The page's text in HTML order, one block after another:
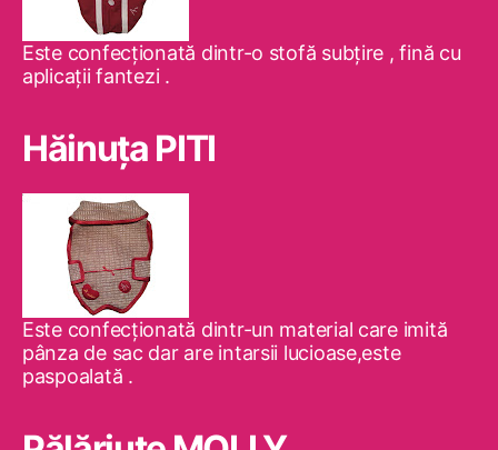
Este confecţionată dintr-o stofă subţire , fină cu
aplicaţii fantezi .
Hăinuţa PITI
Este confecţionată dintr-un material care imită
pânza de sac dar are intarsii lucioase,este
paspoalată .